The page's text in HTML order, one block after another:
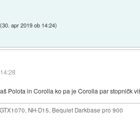
(30. apr 2019 ob 14:24)
Polota in Corolla ko pa je Corolla par stopničk
NH-D15, Bequiet Darkbase pro 900